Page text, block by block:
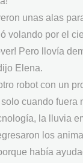
unas alas
volando por el
Pero llovía
Elena.
robot con un
cuando fuera
la lluvia
los
había